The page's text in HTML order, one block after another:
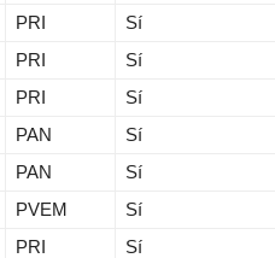
PRI
Sí
PRI
Sí
PRI
Sí
PAN
Sí
PAN
Sí
PVEM
Sí
PRI
Sí